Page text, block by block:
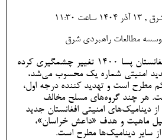
11:30
مطالعات راهبردی شرق
دینامیک‌های امنیتی در افغانستان پسا 1400 تغییر چشمگیری کرده
امنیتی شماره یک محسوب می‌شد،
مطرح است و تهدید کننده درجه اول،
هر چند گروه‌های مسلح مخالف
دینامیک‌های امنیتی افغانستان جدید
ماهیت و هدف «داعش خراسان»،
سایر دینامیک‌ها مطرح است.